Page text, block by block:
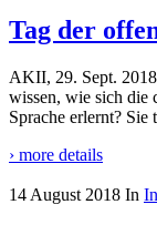
Tag der
AKII, 29. Sept.
wissen, wie sich die
Sprache erlernt? Sie
› more details
14 August 2018 In